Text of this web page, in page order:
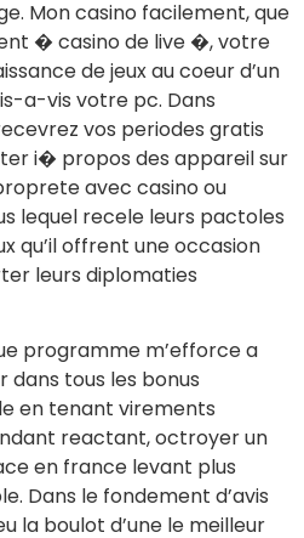
Mon casino facilement, que
� casino de live �, votre
de jeux au coeur d’un
a-vis votre pc. Dans
vos periodes gratis
i� propos des appareil sur
avec casino ou
lequel recele leurs pactoles
qu’il offrent une occasion
leurs diplomaties
programme m’efforce a
tous les bonus
en tenant virements
reactant, octroyer un
en france levant plus
Dans le fondement d’avis
la boulot d’une le meilleur